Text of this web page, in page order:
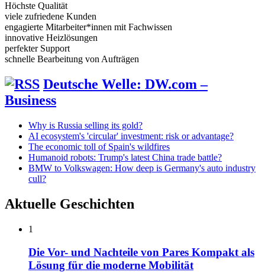
Höchste Qualität
viele zufriedene Kunden
engagierte Mitarbeiter*innen mit Fachwissen
innovative Heizlösungen
perfekter Support
schnelle Bearbeitung von Aufträgen
Deutsche Welle: DW.com –
Business
Why is Russia selling its gold?
AI ecosystem's 'circular' investment: risk or advantage?
The economic toll of Spain's wildfires
Humanoid robots: Trump's latest China trade battle?
BMW to Volkswagen: How deep is Germany's auto industry
cull?
Aktuelle Geschichten
1
Die Vor- und Nachteile von Pares Kompakt als
Lösung für die moderne Mobilität